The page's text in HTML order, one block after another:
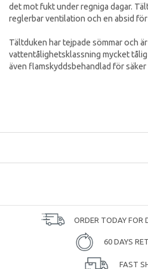
det mot fukt under regniga dagar.
reglerbar ventilation och en absid för
Tältduken har tejpade sömmar och
vattentålighetsklassning mycket
även flamskyddsbehandlad för säker
ORDER TODAY FOR
60 DAYS
FAST